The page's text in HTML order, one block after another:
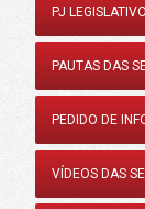
PJ LEGISLATIVO
PAUTAS DAS
PEDIDO DE
VÍDEOS DAS